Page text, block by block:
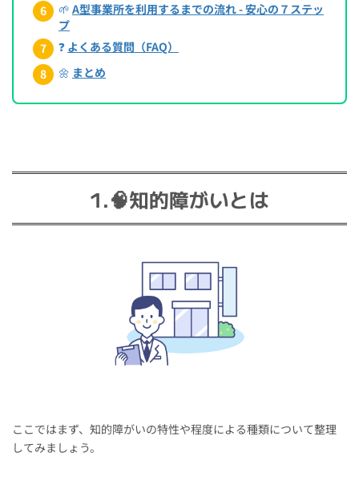
🌱 A型事業所を利用するまでの流れ - 安心の７ステッ
プ
❓ よくある質問（FAQ）
🌼 まとめ
1.🧠知的障がいとは
ここではまず、知的障がいの特性や程度による種類について整理
してみましょう。